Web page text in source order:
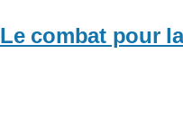
Le combat pour